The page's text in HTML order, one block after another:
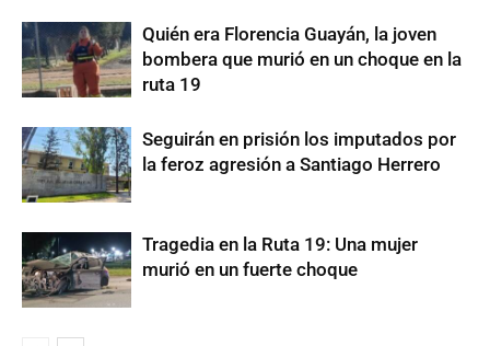
Quién era Florencia Guayán, la joven
bombera que murió en un choque en la
ruta 19
Seguirán en prisión los imputados por
la feroz agresión a Santiago Herrero
Tragedia en la Ruta 19: Una mujer
murió en un fuerte choque